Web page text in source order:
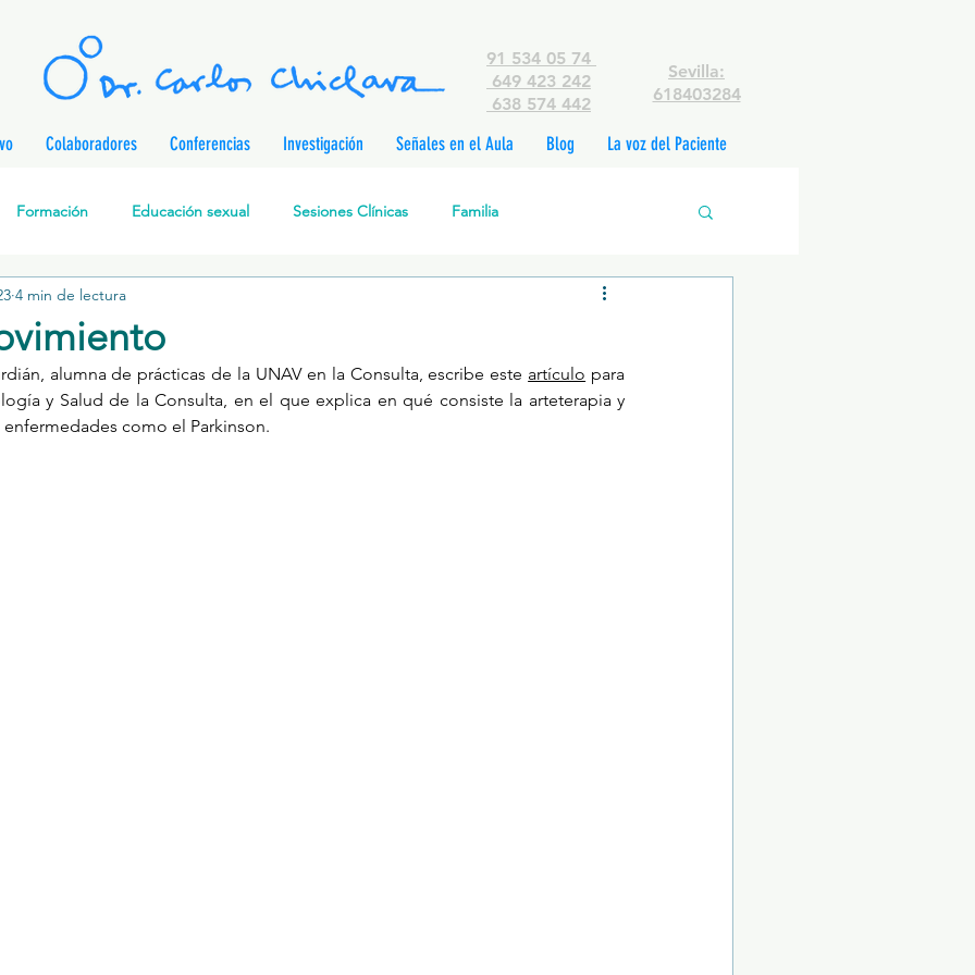
91 534 05 74
649 423 242
638 574 442
Sevilla:
618403284
Colaboradores Conferencias Investigación Señales en el Aula Blog La voz del Paciente
Formación Educación sexual Sesiones Clínicas Familia
Cognitivo-Analítica
Desarrollo personal Investigación Personajes & Personas
4 min de lectura
alumna de prácticas de la UNAV en la Consulta, escribe este artículo para
y Salud de la Consulta, en el que explica en qué consiste la arteterapia y
como el Parkinson.